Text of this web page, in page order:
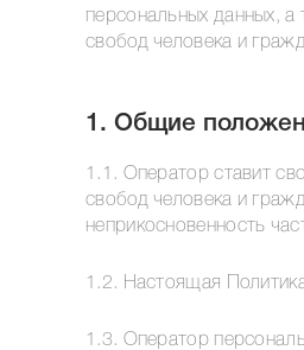
персональных данных,
свобод человека и
1. Общие
1.1. Оператор ставит
свобод человека и
неприкосновенность
1.2. Настоящая
1.3. Оператор